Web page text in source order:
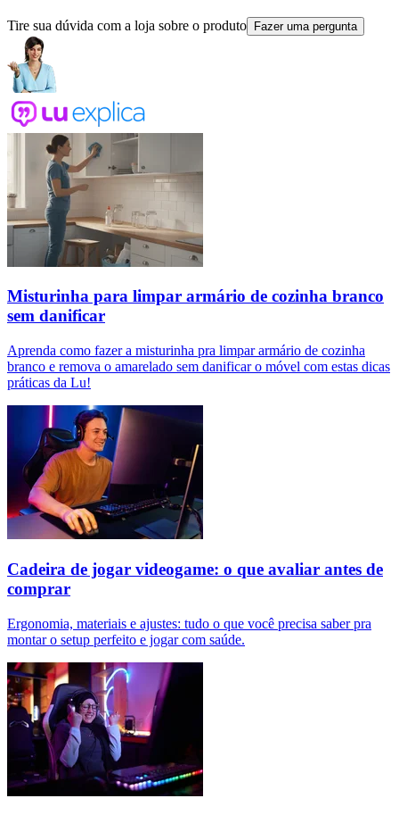
Tire sua dúvida com a loja sobre o produto Fazer uma pergunta
Misturinha para limpar armário de cozinha branco
sem danificar
Aprenda como fazer a misturinha pra limpar armário de cozinha
branco e remova o amarelado sem danificar o móvel com estas dicas
práticas da Lu!
Cadeira de jogar videogame: o que avaliar antes de
comprar
Ergonomia, materiais e ajustes: tudo o que você precisa saber pra
montar o setup perfeito e jogar com saúde.